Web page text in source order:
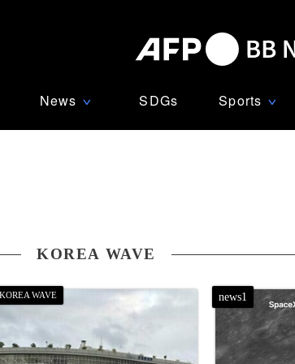
News ∨ SDGs Sports ∨
KOREA WAVE